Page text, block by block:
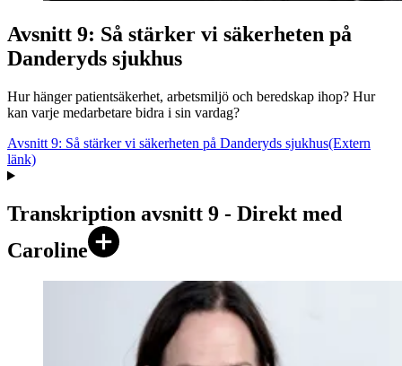
Avsnitt 9: Så stärker vi säkerheten på
Danderyds sjukhus
Hur hänger patientsäkerhet, arbetsmiljö och beredskap ihop? Hur
kan varje medarbetare bidra i sin vardag?
Avsnitt 9: Så stärker vi säkerheten på Danderyds sjukhus(Extern
länk)
Transkription avsnitt 9 - Direkt med
Caroline